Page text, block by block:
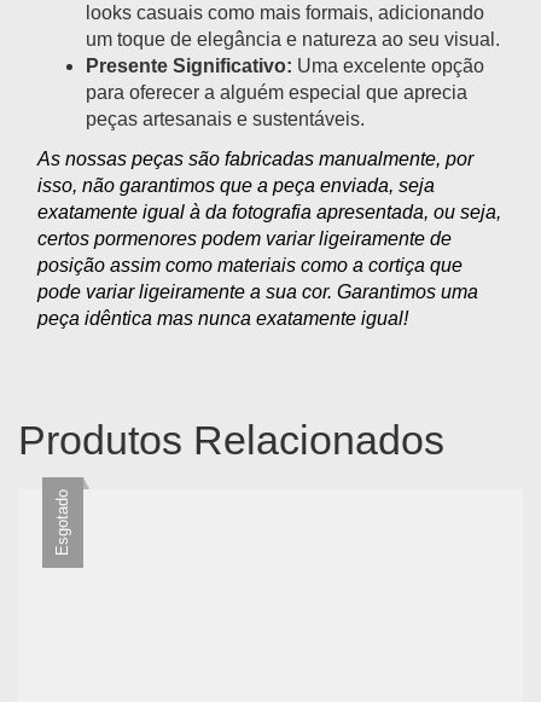
looks casuais como mais formais, adicionando
um toque de elegância e natureza ao seu visual.
Presente Significativo: Uma excelente opção
para oferecer a alguém especial que aprecia
peças artesanais e sustentáveis.
As nossas peças são fabricadas manualmente, por
isso, não garantimos que a peça enviada, seja
exatamente igual à da fotografia apresentada, ou seja,
certos pormenores podem variar ligeiramente de
posição assim como materiais como a cortiça que
pode variar ligeiramente a sua cor. Garantimos uma
peça idêntica mas nunca exatamente igual!
Produtos Relacionados
Esgotado